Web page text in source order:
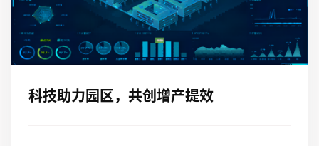
科技助力园区，共创增产提效